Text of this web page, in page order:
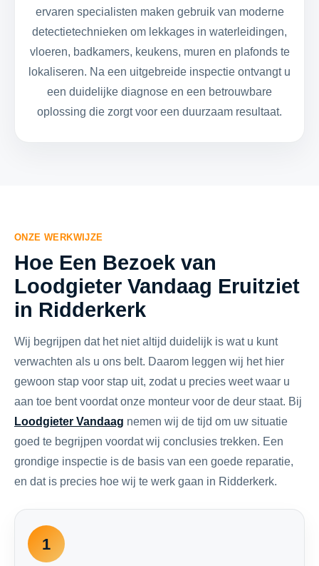
ervaren specialisten maken gebruik van moderne
detectietechnieken om lekkages in waterleidingen,
vloeren, badkamers, keukens, muren en plafonds te
lokaliseren. Na een uitgebreide inspectie ontvangt u
een duidelijke diagnose en een betrouwbare
oplossing die zorgt voor een duurzaam resultaat.
ONZE WERKWIJZE
Hoe Een Bezoek van
Loodgieter Vandaag Eruitziet
in Ridderkerk
Wij begrijpen dat het niet altijd duidelijk is wat u kunt
verwachten als u ons belt. Daarom leggen wij het hier
gewoon stap voor stap uit, zodat u precies weet waar u
aan toe bent voordat onze monteur voor de deur staat. Bij
Loodgieter Vandaag nemen wij de tijd om uw situatie
goed te begrijpen voordat wij conclusies trekken. Een
grondige inspectie is de basis van een goede reparatie,
en dat is precies hoe wij te werk gaan in Ridderkerk.
1